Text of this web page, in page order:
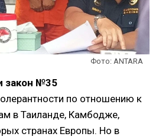
Фото: ANTARA
закон №35
по отношению к
в Таиланде, Камбодже,
странах Европы. Но в